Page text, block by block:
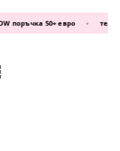
50+ евро •